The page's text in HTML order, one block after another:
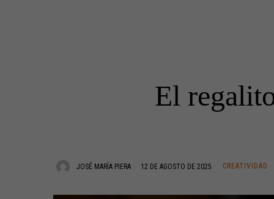
El
JOSÉ MARÍA PIERA 12 DE AGOSTO DE 2025 CREATIVIDAD